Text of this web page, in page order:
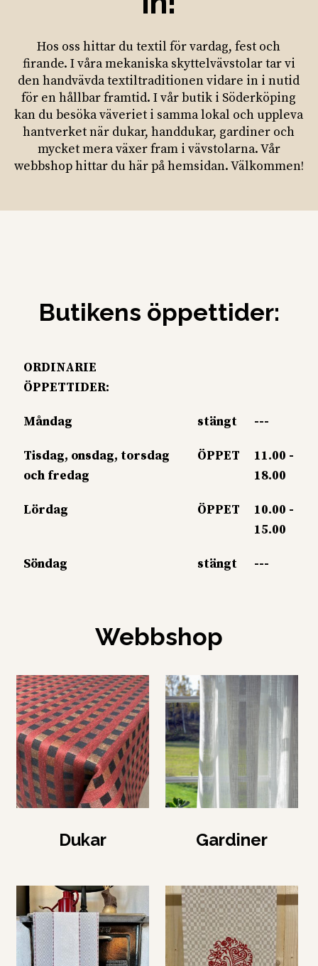
Hos oss hittar du textil för vardag, fest och
firande. I våra mekaniska skyttelvävstolar tar vi
den handvävda textiltraditionen vidare in i nutid
för en hållbar framtid. I vår butik i Söderköping
kan du besöka väveriet i samma lokal och uppleva
hantverket när dukar, handdukar, gardiner och
mycket mera växer fram i vävstolarna. Vår
webbshop hittar du här på hemsidan. Välkommen!
Butikens öppettider:
ORDINARIE
ÖPPETTIDER:
Måndag stängt ---
Tisdag, onsdag, torsdag
och fredag
ÖPPET
11.00 -
18.00
Lördag ÖPPET
10.00 -
15.00
Söndag stängt ---
Webbshop
Dukar Gardiner